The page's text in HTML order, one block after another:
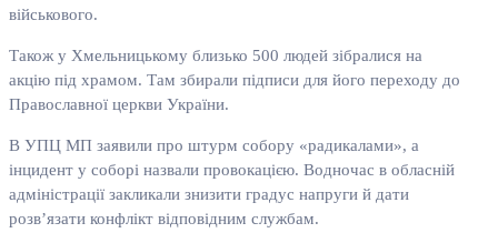
військового.
Також у Хмельницькому близько 500 людей зібралися на
акцію під храмом. Там збирали підписи для його переходу до
Православної церкви України.
В УПЦ МП заявили про штурм собору «радикалами», а
інцидент у соборі назвали провокацією. Водночас в обласній
адміністрації закликали знизити градус напруги й дати
розв’язати конфлікт відповідним службам.